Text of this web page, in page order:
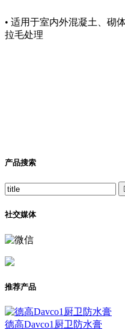
• 适用于室内外混凝土、砌
拉毛处理
产品搜索
社交媒体
推荐产品
德高Davco1厨卫防水膏